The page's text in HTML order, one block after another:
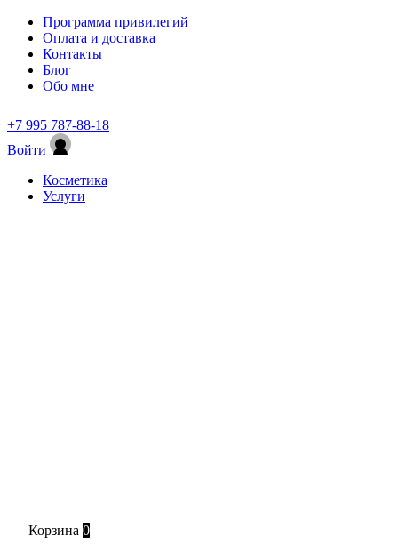
Программа привилегий
Оплата и доставка
Контакты
Блог
Обо мне
+7 995 787-88-18
Войти
Косметика
Услуги
Корзина 0